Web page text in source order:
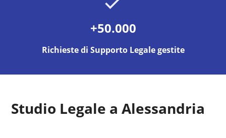
+50.000
Richieste di Supporto Legale gestite
Studio Legale a Alessandria